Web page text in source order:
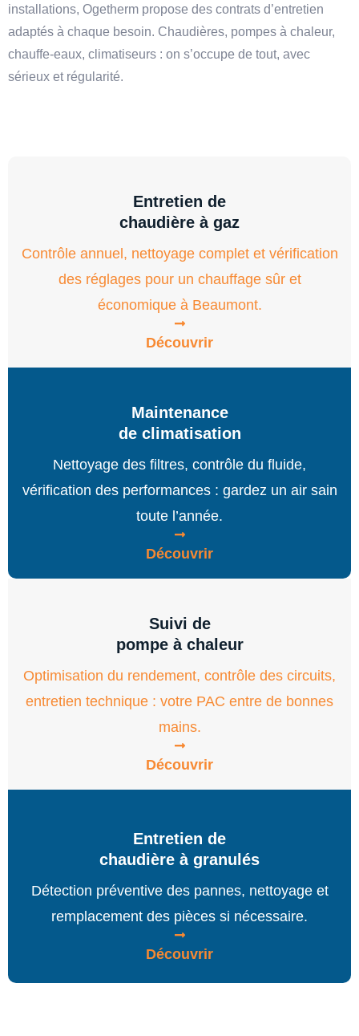
installations, Ogetherm propose des contrats d’entretien
adaptés à chaque besoin. Chaudières, pompes à chaleur,
chauffe-eaux, climatiseurs : on s’occupe de tout, avec
sérieux et régularité.
Entretien de
chaudière à gaz
Contrôle annuel, nettoyage complet et vérification
des réglages pour un chauffage sûr et
économique à Beaumont.
Découvrir
Maintenance
de climatisation
Nettoyage des filtres, contrôle du fluide,
vérification des performances : gardez un air sain
toute l’année.
Découvrir
Suivi de
pompe à chaleur
Optimisation du rendement, contrôle des circuits,
entretien technique : votre PAC entre de bonnes
mains.
Découvrir
Entretien de
chaudière à granulés
Détection préventive des pannes, nettoyage et
remplacement des pièces si nécessaire.
Découvrir